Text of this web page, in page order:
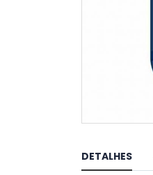
o
início
DETALHES